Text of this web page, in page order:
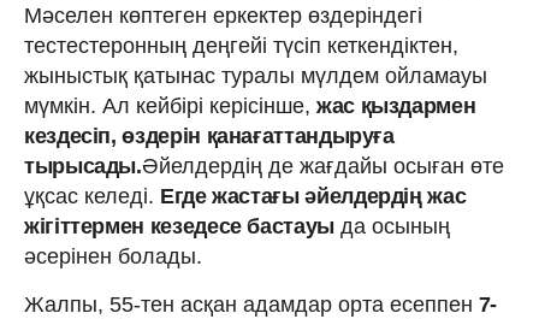
Мәселен көптеген еркектер өздеріндегі
тестестеронның деңгейі түсіп кеткендіктен,
жыныстық қатынас туралы мүлдем ойламауы
мүмкін. Ал кейбірі керісінше, жас қыздармен
кездесіп, өздерін қанағаттандыруға
тырысады.Әйелдердің де жағдайы осыған өте
ұқсас келеді. Егде жастағы әйелдердің жас
жігіттермен кезедесе бастауыда осының
әсерінен болады.
Жалпы, 55-тен асқан адамдар орта есеппен 7-